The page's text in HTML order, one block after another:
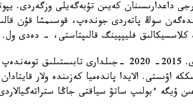
2008 -جىلعى قارجى داعدارىسىنان كەيىن تۇبەگەيلى
سوڭ پاتەردى جوندەپ، قوسىمشا قۇن
كلاسسيكالىق فليپپينگ قالىپتاستى، - دەدى ول.
كەيىن نارىق جاڭا جاعدايعا بەيىمدەلدى. 2015- 2020 -جىلدارى
اۋىستى. الايدا پاندەميا كەزىندە ولار
ۇيگە ءبولىپ ساتۋ سياقتى جاڭا